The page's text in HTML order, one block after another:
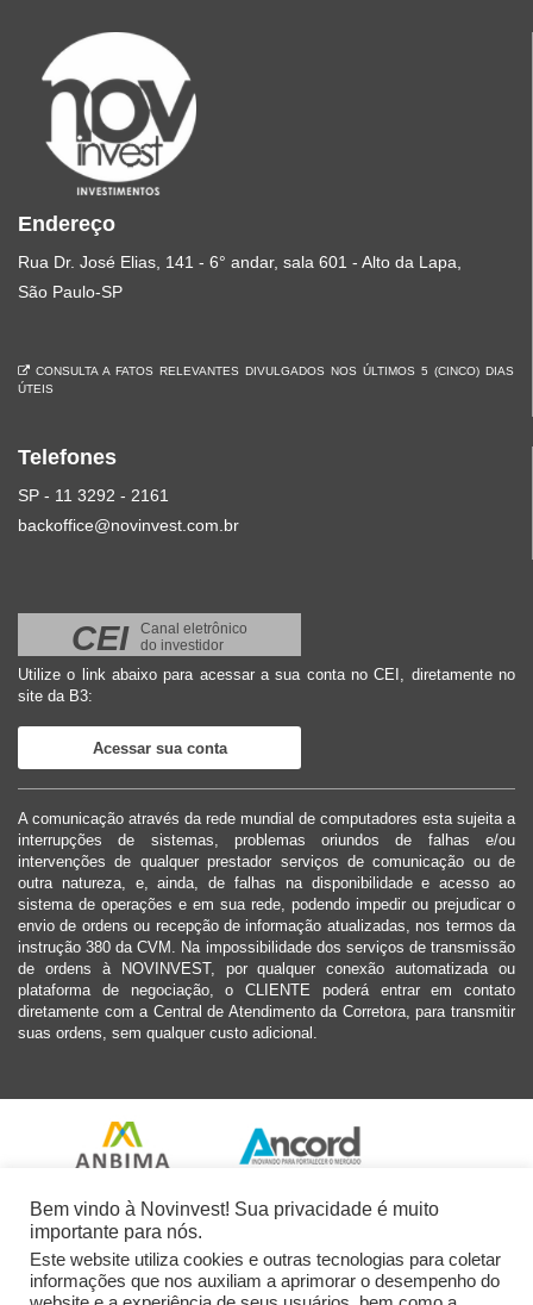
Endereço
Rua Dr. José Elias, 141 - 6° andar, sala 601 - Alto da Lapa,
São Paulo-SP
CONSULTA A FATOS RELEVANTES DIVULGADOS NOS ÚLTIMOS 5 (CINCO) DIAS
ÚTEIS
Telefones
SP - 11 3292 - 2161
backoffice@novinvest.com.br
CEI
Canal eletrônico
do investidor
Utilize o link abaixo para acessar a sua conta no CEI, diretamente no
site da B3:
Acessar sua conta
A comunicação através da rede mundial de computadores esta sujeita a
interrupções de sistemas, problemas oriundos de falhas e/ou
intervenções de qualquer prestador serviços de comunicação ou de
outra natureza, e, ainda, de falhas na disponibilidade e acesso ao
sistema de operações e em sua rede, podendo impedir ou prejudicar o
envio de ordens ou recepção de informação atualizadas, nos termos da
instrução 380 da CVM. Na impossibilidade dos serviços de transmissão
de ordens à NOVINVEST, por qualquer conexão automatizada ou
plataforma de negociação, o CLIENTE poderá entrar em contato
diretamente com a Central de Atendimento da Corretora, para transmitir
suas ordens, sem qualquer custo adicional.
Bem vindo à Novinvest! Sua privacidade é muito
importante para nós.
Este website utiliza cookies e outras tecnologias para coletar
informações que nos auxiliam a aprimorar o desempenho do